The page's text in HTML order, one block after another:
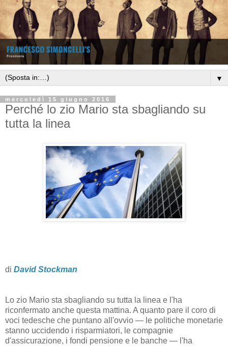
▼
mercoledì 15 giugno 2016
Perché lo zio Mario sta sbagliando su
tutta la linea
di David Stockman
Lo zio Mario sta sbagliando su tutta la linea e l'ha
riconfermato anche questa mattina. A quanto pare il coro di
voci tedesche che puntano all'ovvio — le politiche monetarie
stanno uccidendo i risparmiatori, le compagnie
d'assicurazione, i fondi pensione e le banche — l'ha